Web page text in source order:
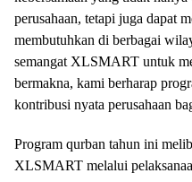
perusahaan, tetapi juga dapat
membutuhkan di berbagai
semangat XLSMART untuk
bermakna, kami berharap
kontribusi nyata perusahaan
Program qurban tahun ini
XLSMART melalui